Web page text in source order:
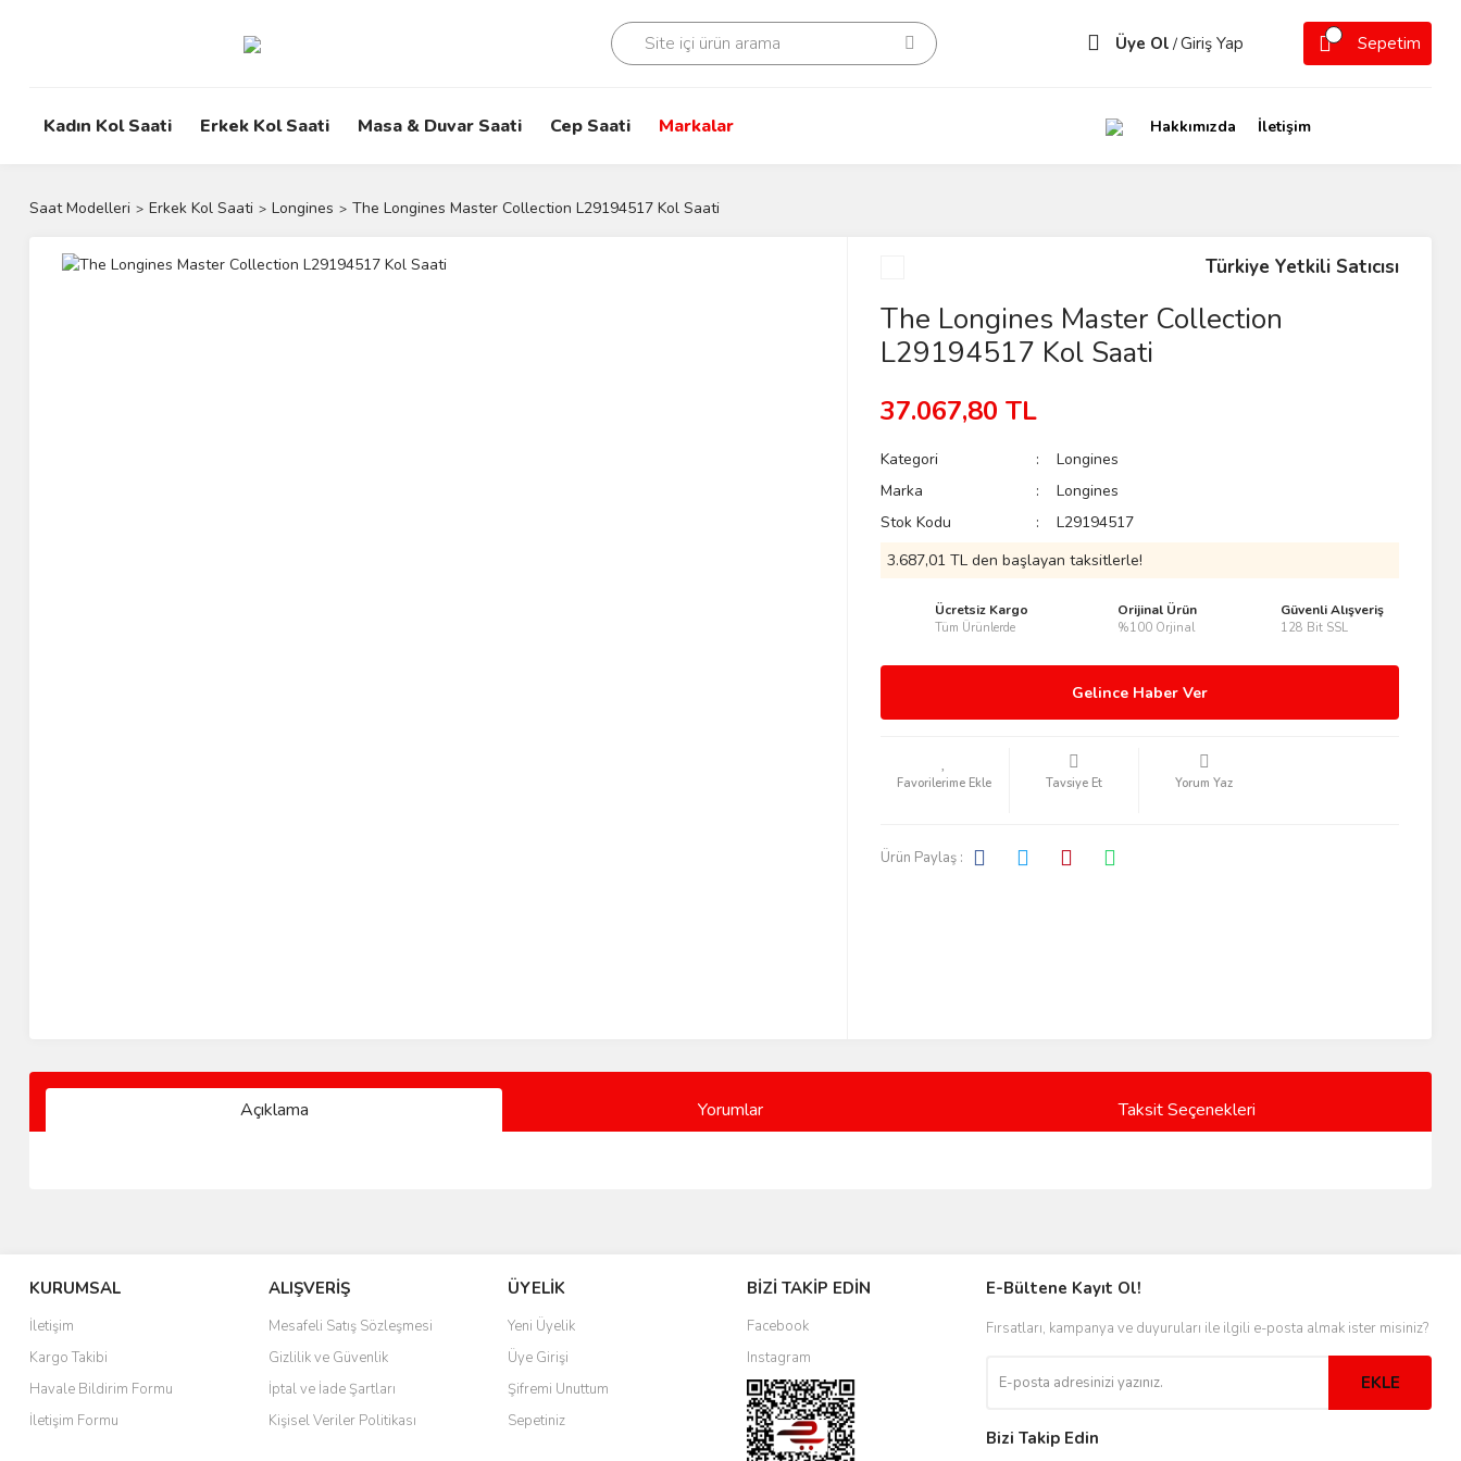
Üye Ol /Giriş Yap Sepetim
Kadın Kol Saati Erkek Kol Saati Masa & Duvar Saati Cep Saati Markalar Hakkımızda İletişim
Saat Modelleri Erkek Kol Saati Longines The Longines Master Collection L29194517 Kol Saati
Türkiye Yetkili Satıcısı
The Longines Master Collection
L29194517 Kol Saati
37.067,80 TL
Kategori
Longines
Marka
Longines
Stok Kodu
L29194517
3.687,01 TL den başlayan taksitlerle!
Ücretsiz Kargo
Tüm Ürünlerde
Orijinal Ürün
%100 Orjinal
Güvenli Alışveriş
128 Bit SSL
Gelince Haber Ver
Tavsiye Et Yorum Yaz
Ürün Paylaş :
Açıklama Yorumlar Taksit Seçenekleri
KURUMSAL
İletişim
Kargo Takibi
Havale Bildirim Formu
İletişim Formu
ALIŞVERİŞ
Mesafeli Satış Sözleşmesi
Gizlilik ve Güvenlik
İptal ve İade Şartları
Kişisel Veriler Politikası
ÜYELİK
Yeni Üyelik
Üye Girişi
Şifremi Unuttum
Sepetiniz
BİZİ TAKİP EDİN
Facebook
Instagram
E-Bültene Kayıt Ol!
Fırsatları, kampanya ve duyuruları ile ilgili e-posta almak ister misiniz?
EKLE
Bizi Takip Edin